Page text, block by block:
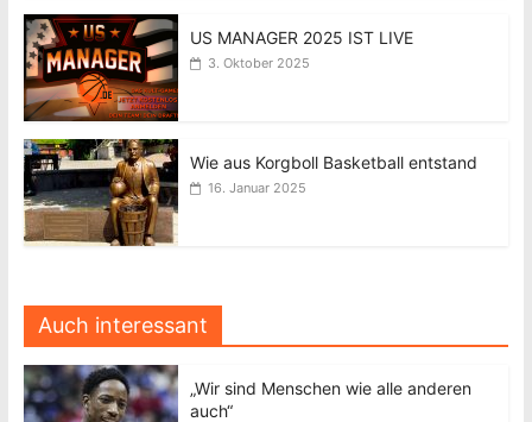
US MANAGER 2025 IST LIVE
3. Oktober 2025
Wie aus Korgboll Basketball entstand
16. Januar 2025
Auch interessant
„Wir sind Menschen wie alle anderen
auch“